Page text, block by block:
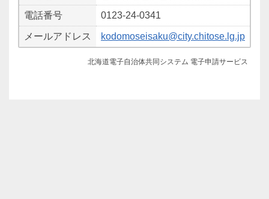
電話番号 0123-24-0341
メールアドレス kodomoseisaku@city.chitose.lg.jp
北海道電子自治体共同システム 電子申請サービス